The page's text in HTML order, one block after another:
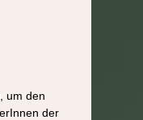
um den
der